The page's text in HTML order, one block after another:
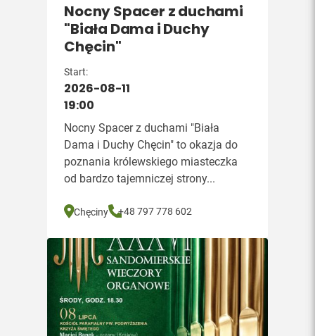
Nocny Spacer z duchami
"Biała Dama i Duchy
Chęcin"
Start:
2026-08-11
19:00
Nocny Spacer z duchami "Biała
Dama i Duchy Chęcin" to okazja do
poznania królewskiego miasteczka
od bardzo tajemniczej strony...
Chęciny +48 797 778 602